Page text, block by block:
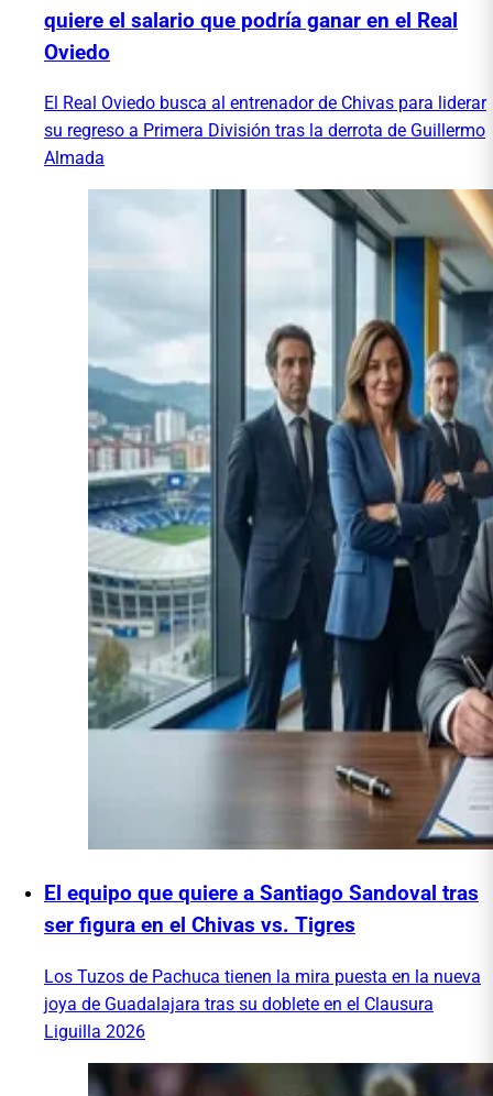
quiere el salario que podría ganar en el Real
Oviedo
El Real Oviedo busca al entrenador de Chivas para liderar
su regreso a Primera División tras la derrota de Guillermo
Almada
El equipo que quiere a Santiago Sandoval tras
ser figura en el Chivas vs. Tigres
Los Tuzos de Pachuca tienen la mira puesta en la nueva
joya de Guadalajara tras su doblete en el Clausura
Liguilla 2026